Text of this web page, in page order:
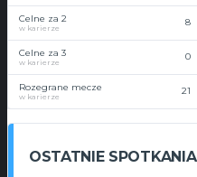
Celne za 2
w karierze 8
Celne za 3
w karierze 0
Rozegrane mecze
w karierze 21
OSTATNIE SPOTKANIA